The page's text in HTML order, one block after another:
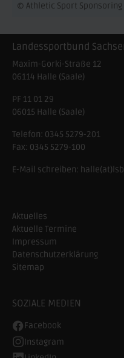
© Athletic Sport Sponsoring
Landessportbund
Maxim-Gorki-Straße 12
06114 Halle (Saale)
PF 11 01 29
06015 Halle (Saale)
Telefon: 0345 5279-201
Fax: 0345 5279-100
E-Mail schreiben:
Aktuelles
Aktuelle Termine
Impressum
Datenschutzerklärung
Sitemap
SOZIALE MEDIEN
Facebook
Instagram